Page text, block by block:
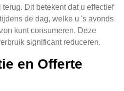
Dit betekent dat u effectief
de dag, welke u 's avonds
kunt consumeren. Deze
significant reduceren.
en Offerte